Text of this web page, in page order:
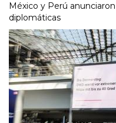
México y Perú
diplomáticas